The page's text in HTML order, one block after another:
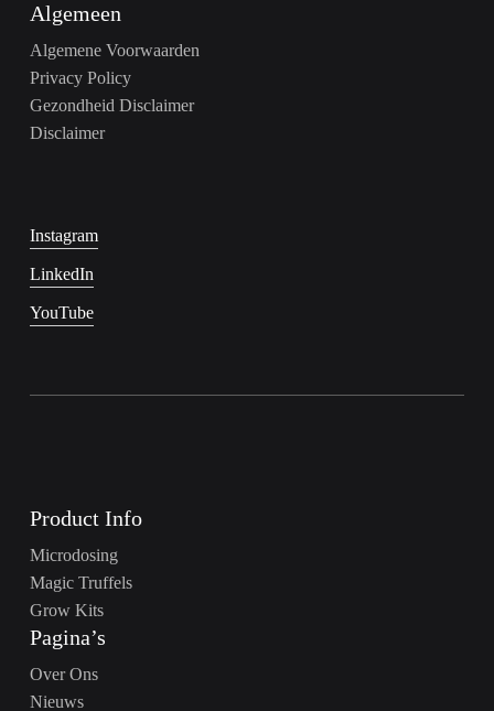
Algemeen
Algemene Voorwaarden
Privacy Policy
Gezondheid Disclaimer
Disclaimer
Instagram
LinkedIn
YouTube
Product Info
Microdosing
Magic Truffels
Grow Kits
Pagina’s
Over Ons
Nieuws